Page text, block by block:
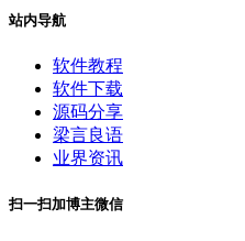
站内导航
软件教程
软件下载
源码分享
梁言良语
业界资讯
扫一扫加博主微信